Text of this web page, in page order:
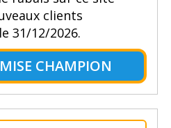
clients
31/12/2026.
CHAMPION